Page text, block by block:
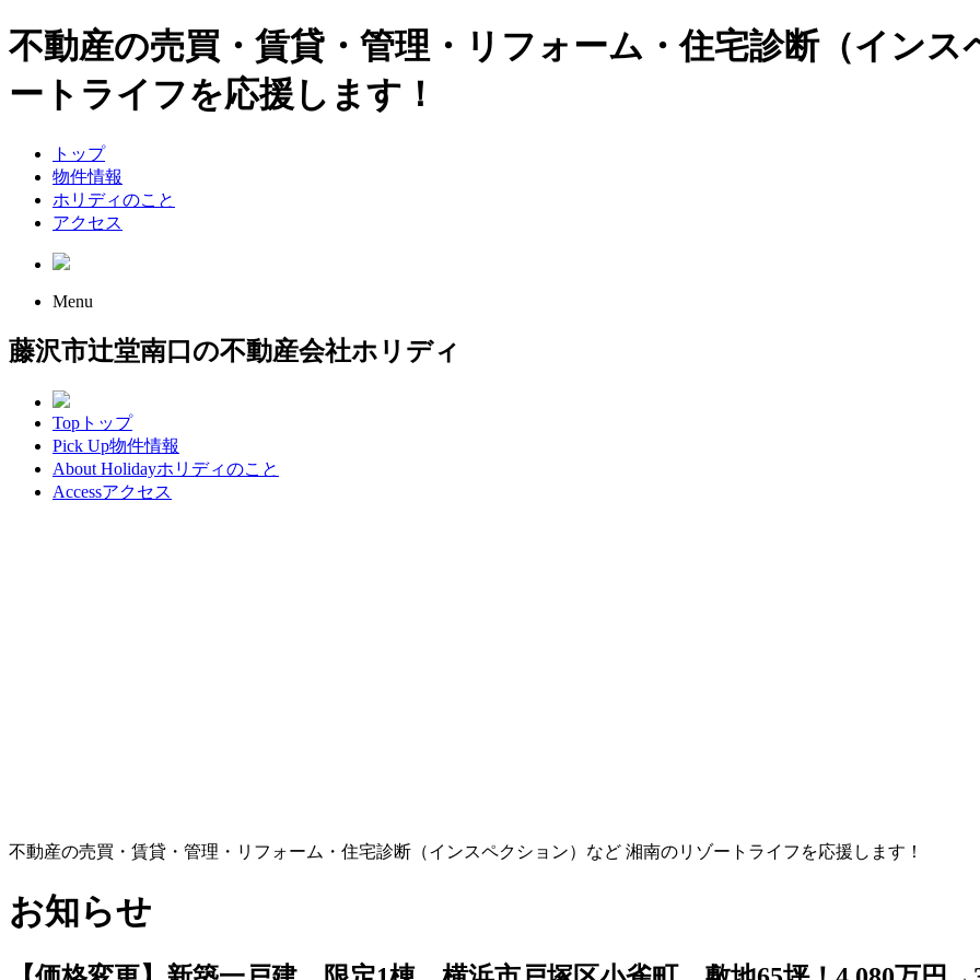
不動産の売買・賃貸・管理・リフォーム・住宅診断（イン
ートライフを応援します！
トップ
物件情報
ホリディのこと
アクセス
Menu
藤沢市辻堂南口の不動産会社ホリディ
Top トップ
Pick Up物件情報
About Holidayホリディのこと
Accessアクセス
不動産の売買・賃貸・管理・リフォーム・住宅診断（インスペクション）など 湘南のリゾートライフを応援します！
お知らせ